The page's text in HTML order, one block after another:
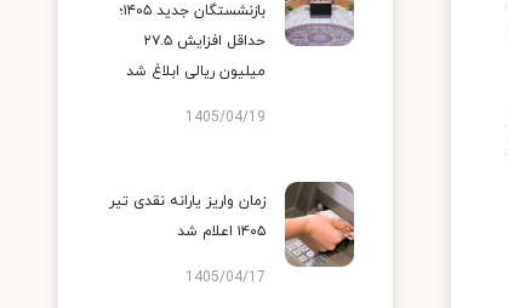
بازنشستگان جدید ۱۴۰۵؛
حداقل افزایش ۲۷.۵
میلیون ریالی ابلاغ شد
1405/04/19
زمان واریز یارانه نقدی تیر
۱۴۰۵ اعلام شد
1405/04/17